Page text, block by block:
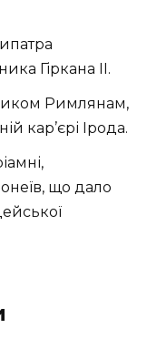
Гіркана II.
Римлянам,
кар’єрі Ірода.
що дало